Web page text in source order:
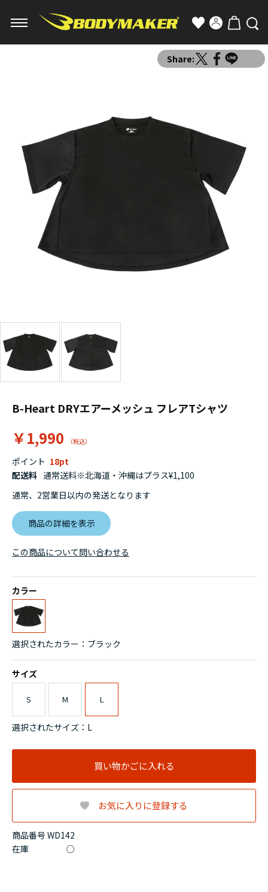
Share:
B-Heart DRYエアーメッシュ フレアTシャツ
￥1,990
商品番号 WD142
ポイント 18
在庫 ○
配送料 通常送料※北海道・沖縄はプラス¥1,100
通常、2営業日以内の発送となります
商品の詳細を表示
カラー
選択されたカラー：ブラック
サイズ
S M L
選択されたサイズ：L
買い物かごに入れる
お気に入りに登録する
この商品について問い合わせる